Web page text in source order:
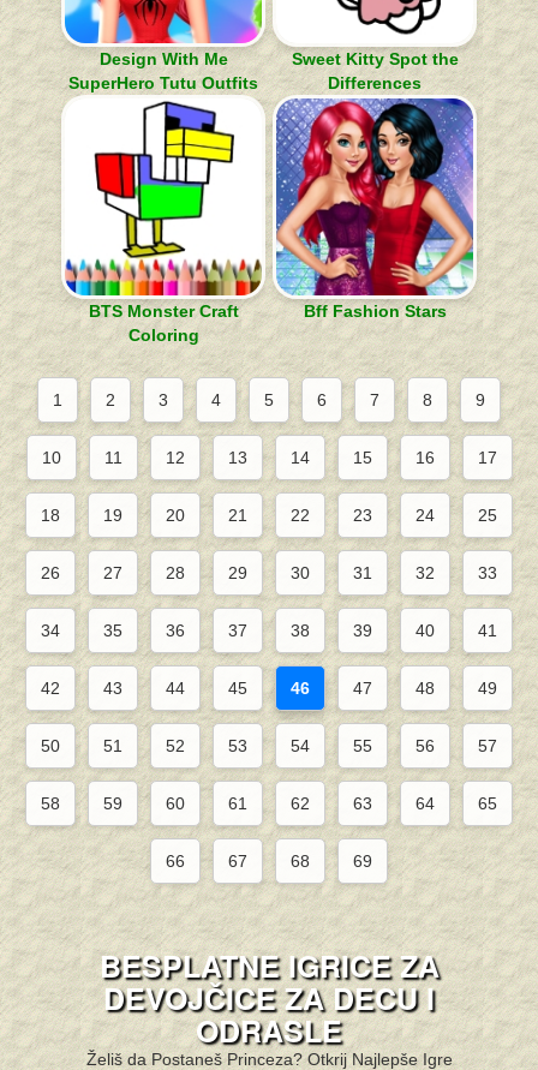
Design With Me
SuperHero Tutu Outfits
Sweet Kitty Spot the
Differences
BTS Monster Craft
Coloring
Bff Fashion Stars
1 2 3 4 5 6 7 8 9
10 11 12 13 14 15 16 17
18 19 20 21 22 23 24 25
26 27 28 29 30 31 32 33
34 35 36 37 38 39 40 41
42 43 44 45 46 47 48 49
50 51 52 53 54 55 56 57
58 59 60 61 62 63 64 65
66 67 68 69
BESPLATNE IGRICE ZA
DEVOJČICE ZA DECU I
ODRASLE
Želiš da Postaneš Princeza? Otkrij Najlepše Igre